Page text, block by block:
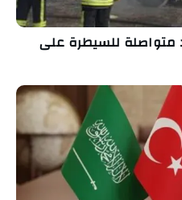
متواصلة للسيطرة على